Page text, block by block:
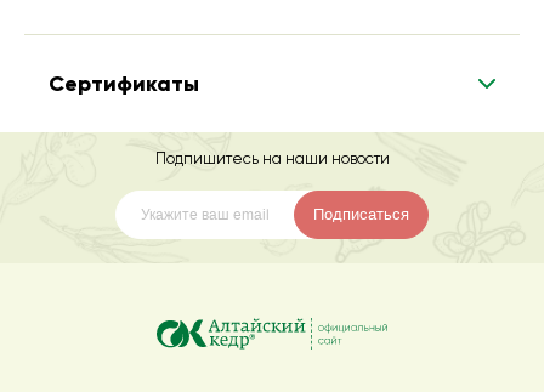
Сертификаты
Подпишитесь на наши новости
Подписаться